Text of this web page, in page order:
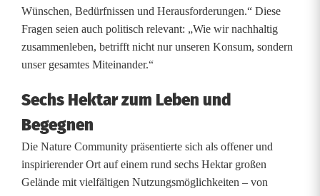
d
c
h
t
i
n
Wünschen, Bedürfnissen und Herausforderungen.“ Diese
Fragen seien auch politisch relevant: „Wie wir nachhaltig
zusammenleben, betrifft nicht nur unseren Konsum, sondern
unser gesamtes Miteinander.“
Sechs Hektar zum Leben und
Begegnen
Die Nature Community präsentierte sich als offener und
inspirierender Ort auf einem rund sechs Hektar großen
Gelände mit vielfältigen Nutzungsmöglichkeiten – von